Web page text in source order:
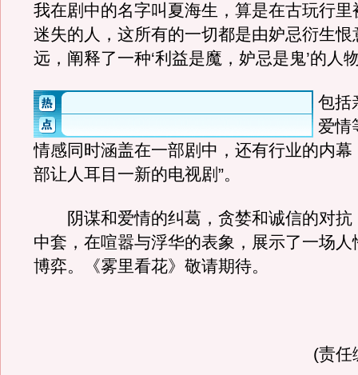
我在剧中的名字叫夏海生，算是在古玩行里
迷失的人，这所有的一切都是由妒忌衍生恨
远，阐释了一种‘利益是魔，妒忌是鬼’的人
包括
爱情
情感同时涵盖在一部剧中，还有行业的内幕
部让人耳目一新的电视剧”。
阴谋和爱情的纠葛，贪婪和诚信的对抗
中套，在喧嚣与浮华的表象，展示了一场人
博弈。《雾里看花》敬请期待。
(责任